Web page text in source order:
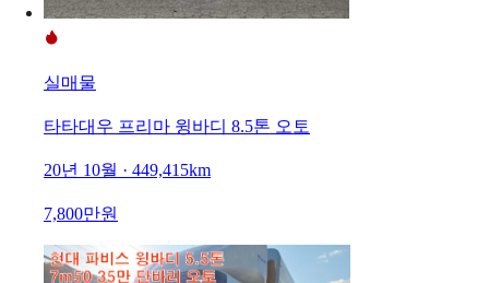
실매물
타타대우 프리마 윙바디 8.5톤 오토
20년 10월 · 449,415km
7,800만원